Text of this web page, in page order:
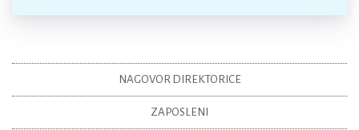
NAGOVOR DIREKTORICE
ZAPOSLENI